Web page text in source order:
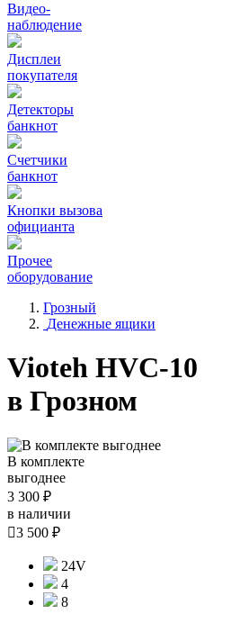
Видео‑
наблюдение
Дисплеи
покупателя
Детекторы
банкнот
Счетчики
банкнот
Кнопки вызова
официанта
Прочее
оборудование
Грозный
Денежные ящики
Vioteh HVC-10
в Грозном
В комплекте
выгоднее
3 300 ₽
в наличии
3 500 ₽
24V
4
8